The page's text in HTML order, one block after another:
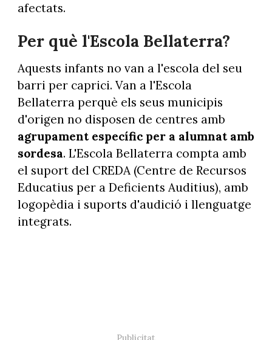
afectats.
Per què l'Escola Bellaterra?
Aquests infants no van a l'escola del seu
barri per caprici. Van a l'Escola
Bellaterra perquè els seus municipis
d'origen no disposen de centres amb
agrupament específic per a alumnat amb
sordesa. L'Escola Bellaterra compta amb
el suport del CREDA (Centre de Recursos
Educatius per a Deficients Auditius), amb
logopèdia i suports d'audició i llenguatge
integrats.